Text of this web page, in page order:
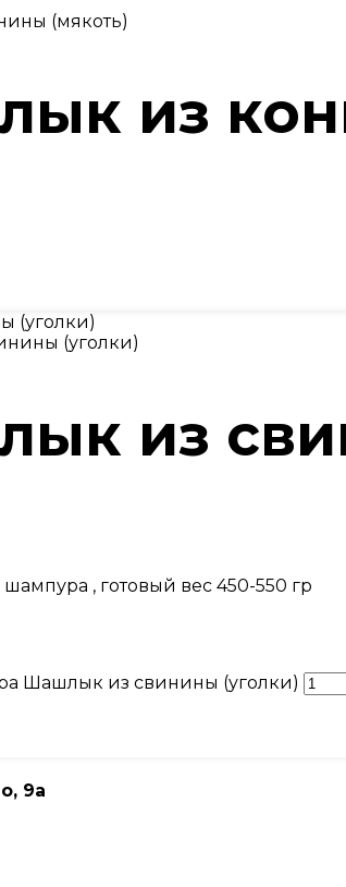
из
из
, готовый вес 450-550 гр
Шашлык из свинины (уголки)
9а